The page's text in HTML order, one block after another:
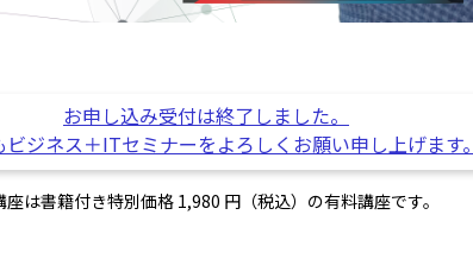
お申し込み受付は終了しました。
ビジネス＋ITセミナーをよろしくお願い申し上げます
座は書籍付き特別価格 1,980 円（税込）の有料講座です。